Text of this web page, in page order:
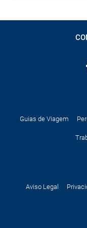
Guias de Viagem
Aviso Legal